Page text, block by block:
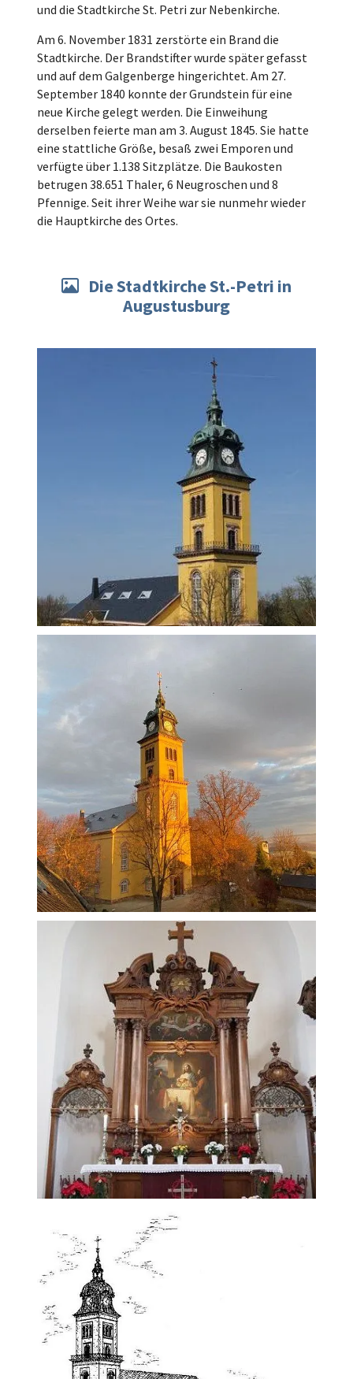
und die Stadtkirche St. Petri zur Nebenkirche.
Am 6. November 1831 zerstörte ein Brand die
Stadtkirche. Der Brandstifter wurde später gefasst
und auf dem Galgenberge hingerichtet. Am 27.
September 1840 konnte der Grundstein für eine
neue Kirche gelegt werden. Die Einweihung
derselben feierte man am 3. August 1845. Sie hatte
eine stattliche Größe, besaß zwei Emporen und
verfügte über 1.138 Sitzplätze. Die Baukosten
betrugen 38.651 Thaler, 6 Neugroschen und 8
Pfennige. Seit ihrer Weihe war sie nunmehr wieder
die Hauptkirche des Ortes.

Die Stadtkirche St.-Petri in
Augustusburg